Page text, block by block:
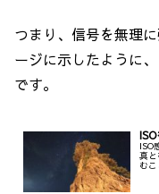
つまり、信号を無理
ージに示したように
です。
ISO
真
む